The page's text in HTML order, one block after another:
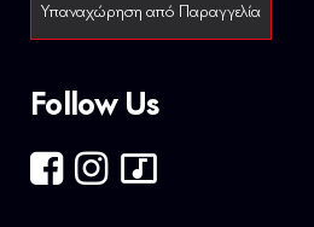
Υπαναχώρηση από Παραγγελία
Follow Us